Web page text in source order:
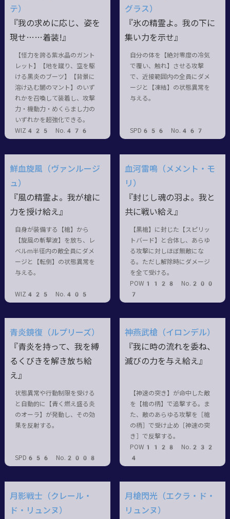
テ）
『我の求めに応じ、姿を
現せ……着装!』
【怪力を誇る紫水晶のガント
レット】【地を蹴り、空を駆
ける黒炎のブーツ】【背景に
溶け込む闇のマント】のいず
れかを召喚して装着し、攻撃
力・機動力・めくらまし力の
いずれかを超強化できる。
WIZ425 No.476
グラス）
『氷の精霊よ。我の下に
集い力を示せ』
自分の体を【絶対零度の冷気
で覆い、触れ】させる攻撃
で、近接範囲内の全員にダメ
ージと【凍結】の状態異常を
与える。
SPD656 No.467
鮮血旋風（ヴァンルージ
ュ）
『風の精霊よ。我が槍に
力を授け給え』
自身が装備する【槍】から
【旋風の斬撃波】を放ち、レ
ベルm半径内の敵全員にダメ
ージと【転倒】の状態異常を
与える。
WIZ425 No.405
血河雷鳴（メメント・モ
リ）
『封じし魂の羽よ。我と
共に戦い給え』
【黒槍】に封じた【スピリッ
トバード】と合体し、あらゆ
る攻撃に対しほぼ無敵にな
る。ただし解除時にダメージ
を全て受ける。
POW1128 No.200
7
青炎鏡復（ルプリーズ）
『青炎を持って、我を縛
るくびきを解き放ち給
え』
状態異常や行動制限を受ける
と自動的に【青く燃え盛る炎
のオーラ】が発動し、その効
果を反射する。
SPD656 No.2008
神燕武槍（イロンデル）
『我に時の流れを委ね、
滅びの力を与え給え』
【神速の突き】が命中した敵
を【槍の柄】で追撃する。ま
た、敵のあらゆる攻撃を［槍
の柄］で受け止め［神速の突
き］で反撃する。
POW1128 No.232
4
月影戦士（クレール・
ド・リュンヌ）
月槍閃光（エクラ・ド・
リュンヌ）